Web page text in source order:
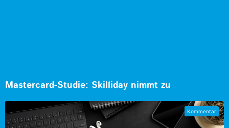
Mastercard-Studie: Skilliday nimmt zu